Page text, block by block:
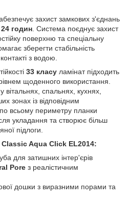
захист замкових з'єднань
24 годин . Система поєднує захист
поверхню та спеціальну
зберегти стабільність
з водою.
33 класу ламінат підходить
щоденного використання.
спальнях, кухнях,
зонах із відповідним
по всьому периметру планки
укладання та створює більш
підлоги.
Aqua Click EL2014:
для затишних інтер'єрів
Pore з реалістичним
дошки з виразними порами та